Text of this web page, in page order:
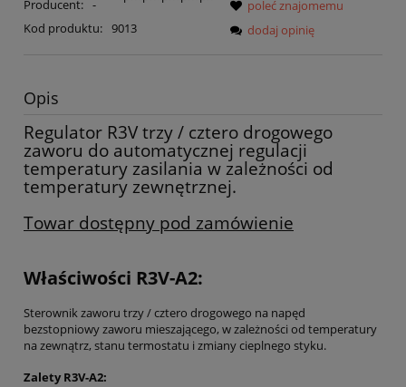
Producent: -
Kod produktu: 9013
poleć znajomemu
dodaj opinię
Opis
Regulator R3V trzy / cztero drogowego
zaworu do automatycznej regulacji
temperatury zasilania w zależności od
temperatury zewnętrznej.
Towar dostępny pod zamówienie
Właściwości R3V-A2:
Sterownik zaworu trzy / cztero drogowego na napęd
bezstopniowy zaworu mieszającego, w zależności od temperatury
na zewnątrz, stanu termostatu i zmiany cieplnego styku.
Zalety R3V-A2: